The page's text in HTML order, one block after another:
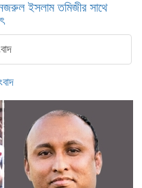
ইসলাম তমিজীর সাথে